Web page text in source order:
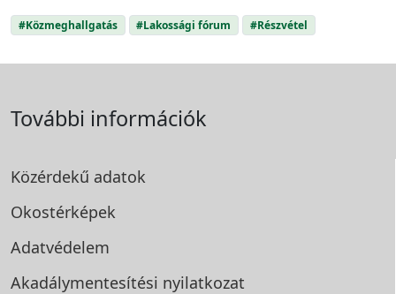
#Közmeghallgatás #Lakossági fórum #Részvétel
További információk
Közérdekű adatok
Okostérképek
Adatvédelem
Akadálymentesítési nyilatkozat